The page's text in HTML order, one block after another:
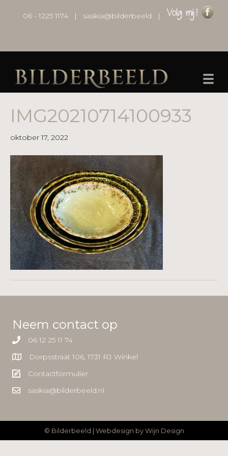
06 - 1225 1174 | saskia@bilderbeeld |
IMG20210714100933
oktober 17, 2022
Neem contact op
06 12 25 11 74
Dorpsstraat 106, 1731 RJ Winkel
Contactformulier
saskia@bilderbeeld.nl
© Bilderbeeld | Webdesign byWijn Design